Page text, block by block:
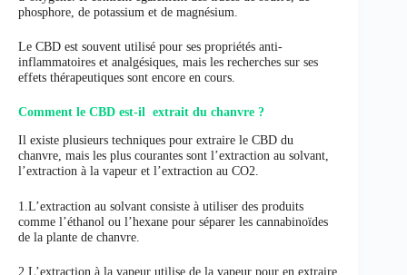
phosphore, de potassium et de magnésium.
Le CBD est souvent utilisé pour ses propriétés anti-
inflammatoires et analgésiques, mais les recherches sur ses
effets thérapeutiques sont encore en cours.
Comment le CBD est-il extrait du chanvre ?
Il existe plusieurs techniques pour extraire le CBD du
chanvre, mais les plus courantes sont l’extraction au solvant,
l’extraction à la vapeur et l’extraction au CO2.
1.L’extraction au solvant consiste à utiliser des produits
comme l’éthanol ou l’hexane pour séparer les cannabinoïdes
de la plante de chanvre.
2.L’extraction à la vapeur utilise de la vapeur pour en extraire